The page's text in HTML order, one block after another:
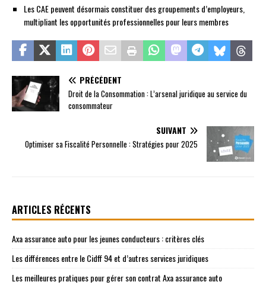
Les CAE peuvent désormais constituer des groupements d’employeurs,
multipliant les opportunités professionnelles pour leurs membres
PRÉCÉDENT
Droit de la Consommation : L’arsenal juridique au service du
consommateur
SUIVANT
Optimiser sa Fiscalité Personnelle : Stratégies pour 2025
ARTICLES RÉCENTS
Axa assurance auto pour les jeunes conducteurs : critères clés
Les différences entre le Cidff 94 et d’autres services juridiques
Les meilleures pratiques pour gérer son contrat Axa assurance auto